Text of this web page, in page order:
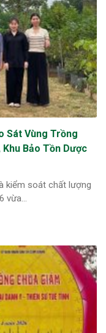
Sát Vùng Trồng
Khu Bảo Tồn Dược
kiểm soát chất lượng
vừa...